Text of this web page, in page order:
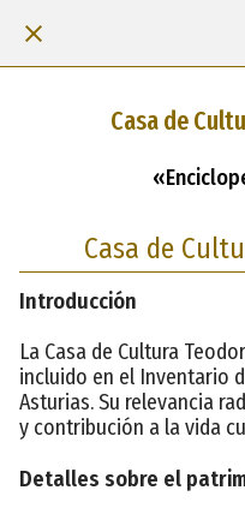
Casa de
Casa de
Introducción
La Casa de Cultura
incluido en el Inventario
Asturias. Su relevancia
y contribución a la vida
Detalles sobre el